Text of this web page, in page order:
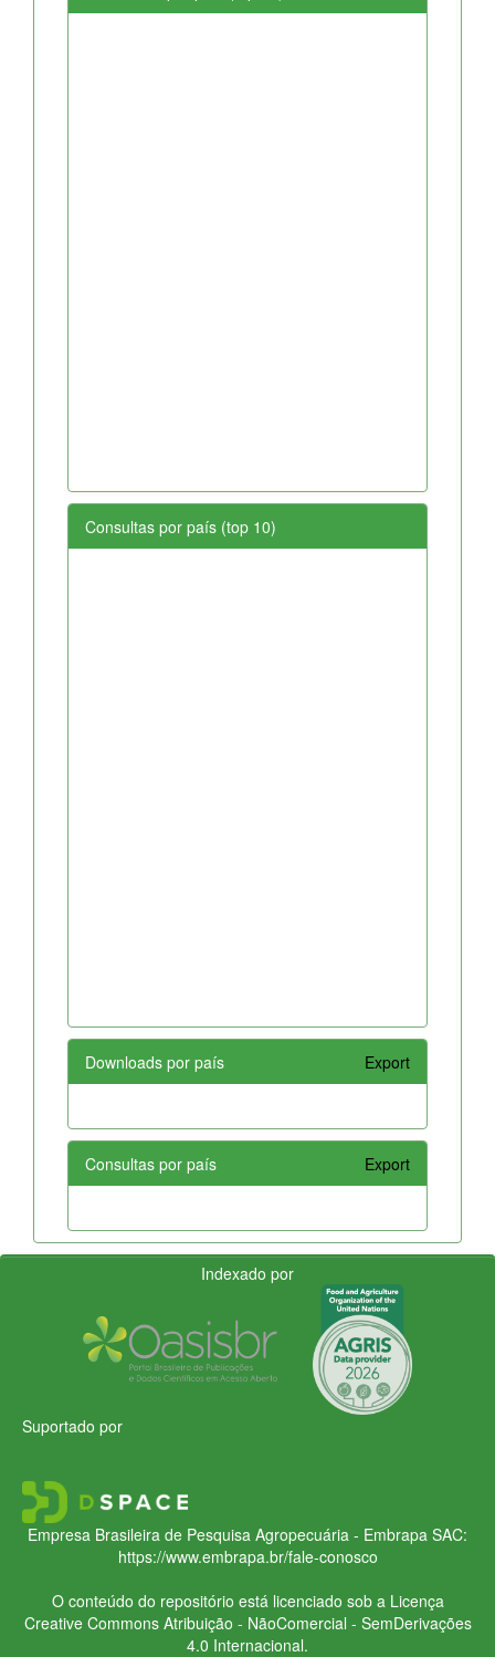
Consultas por país (top 10)
Downloads por país Export
Consultas por país Export
Indexado por
Suportado por
Empresa Brasileira de Pesquisa Agropecuária - Embrapa SAC:
https://www.embrapa.br/fale-conosco
O conteúdo do repositório está licenciado sob a Licença
Creative CommonsAtribuição - NãoComercial - SemDerivações
4.0 Internacional.